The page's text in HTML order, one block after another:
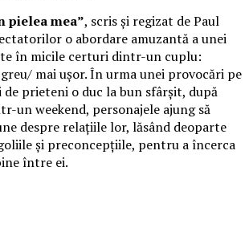
pielea mea”, scris și regizat de Paul
o abordare amuzantă a unei
în micile certuri dintr-un cuplu:
mai ușor. În urma unei provocări pe
prieteni o duc la bun sfârșit, după
un weekend, personajele ajung să
despre relațiile lor, lăsând deoparte
și preconcepțiile, pentru a încerca
între ei.